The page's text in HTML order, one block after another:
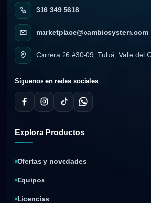
316 349 5618
marketplace@cambiosystem.com
Carrera 26 #30-09, Tuluá, Valle del
Síguenos en redes sociales
Explora Productos
Ofertas y novedades
Equipos
Licencias